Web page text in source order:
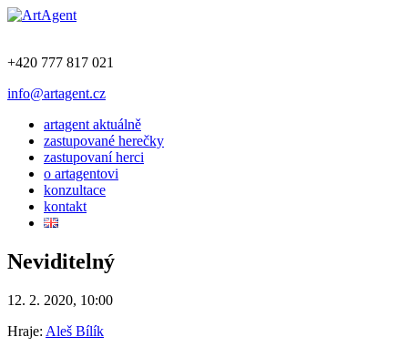
+420 777 817 021
info@artagent.cz
artagent aktuálně
zastupované herečky
zastupovaní herci
o artagentovi
konzultace
kontakt
Neviditelný
12. 2. 2020, 10:00
Hraje: Aleš Bílík